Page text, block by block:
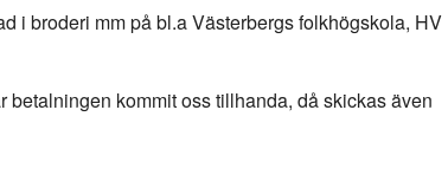
i broderi mm på bl.a Västerbergs folkhögskola, HV
kommit oss tillhanda, då skickas även